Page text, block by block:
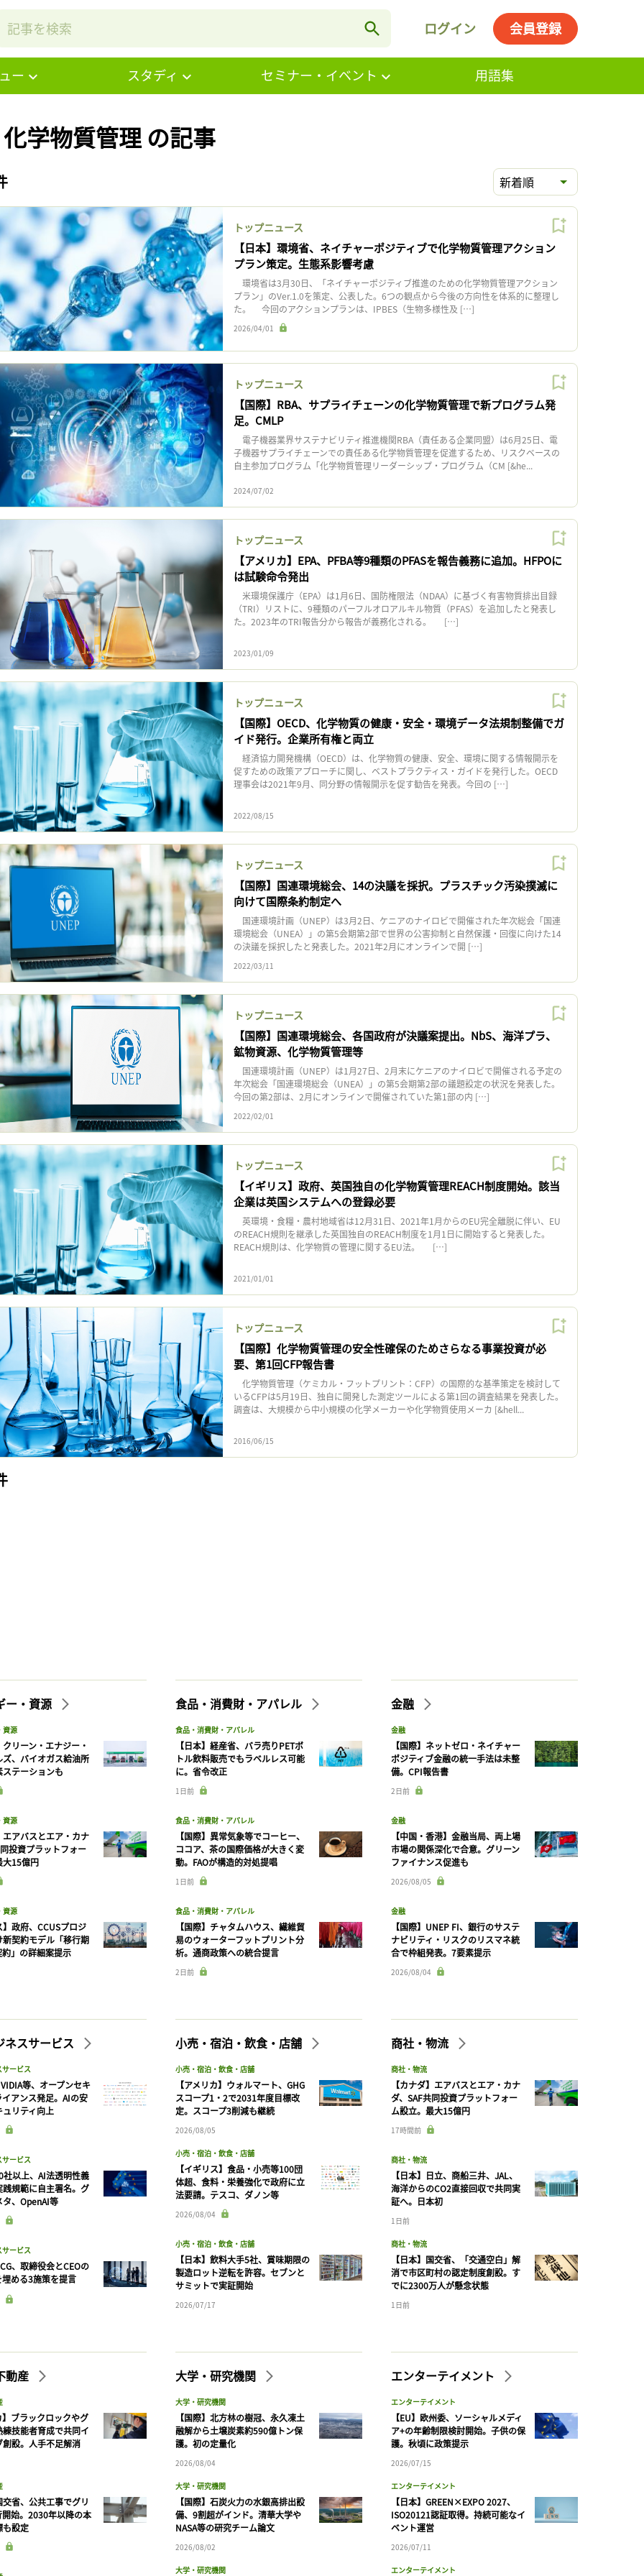
ログイン 会員登録
ー スタディ セミナー・イベント 用語集
学物質管理 の記事
新着順
トップニュース
【日本】環境省、ネイチャーポジティブで化学物質管理アクション
プラン策定。生態系影響考慮
環境省は3月30日、「ネイチャーポジティブ推進のための化学物質管理アクション
プラン」のVer.1.0を策定、公表した。6つの観点から今後の方向性を体系的に整理し
た。 今回のアクションプランは、IPBES（生物多様性及 […]
2026/04/01
トップニュース
【国際】RBA、サプライチェーンの化学物質管理で新プログラム発
足。CMLP
電子機器業界サステナビリティ推進機関RBA（責任ある企業同盟）は6月25日、電
子機器サプライチェーンでの責任ある化学物質管理を促進するため、リスクベースの
自主参加プログラム「化学物質管理リーダーシップ・プログラム（CM [&he...
2024/07/02
トップニュース
【アメリカ】EPA、PFBA等9種類のPFASを報告義務に追加。HFPOに
は試験命令発出
米環境保護庁（EPA）は1月6日、国防権限法（NDAA）に基づく有害物質排出目録
（TRI）リストに、9種類のパーフルオロアルキル物質（PFAS）を追加したと発表し
た。2023年のTRI報告分から報告が義務化される。 […]
2023/01/09
トップニュース
【国際】OECD、化学物質の健康・安全・環境データ法規制整備でガ
イド発行。企業所有権と両立
経済協力開発機構（OECD）は、化学物質の健康、安全、環境に関する情報開示を
促すための政策アプローチに関し、ベストプラクティス・ガイドを発行した。OECD
理事会は2021年9月、同分野の情報開示を促す勧告を発表。今回の […]
2022/08/15
トップニュース
【国際】国連環境総会、14の決議を採択。プラスチック汚染撲滅に
向けて国際条約制定へ
国連環境計画（UNEP）は3月2日、ケニアのナイロビで開催された年次総会「国連
環境総会（UNEA）」の第5会期第2部で世界の公害抑制と自然保護・回復に向けた14
の決議を採択したと発表した。2021年2月にオンラインで開 […]
2022/03/11
トップニュース
【国際】国連環境総会、各国政府が決議案提出。NbS、海洋プラ、
鉱物資源、化学物質管理等
国連環境計画（UNEP）は1月27日、2月末にケニアのナイロビで開催される予定の
年次総会「国連環境総会（UNEA）」の第5会期第2部の議題設定の状況を発表した。
今回の第2部は、2月にオンラインで開催されていた第1部の内 […]
2022/02/01
トップニュース
【イギリス】政府、英国独自の化学物質管理REACH制度開始。該当
企業は英国システムへの登録必要
英環境・食糧・農村地域省は12月31日、2021年1月からのEU完全離脱に伴い、EU
のREACH規則を継承した英国独自のREACH制度を1月1日に開始すると発表した。
REACH規則は、化学物質の管理に関するEU法。 […]
2021/01/01
トップニュース
【国際】化学物質管理の安全性確保のためさらなる事業投資が必
要、第1回CFP報告書
化学物質管理（ケミカル・フットプリント：CFP）の国際的な基準策定を検討して
いるCFPは5月19日、独自に開発した測定ツールによる第1回の調査結果を発表した。
調査は、大規模から中小規模の化学メーカーや化学物質使用メーカ [&hell...
2016/06/15
ー・資源
資源
リーン・エナジー・
ズ、バイオガス給油所
テーションも
資源
エアバスとエア・カナ
投資プラットフォー
大15億円
資源
政府、CCUSプロジ
新契約モデル「移行期
」の詳細案提示
食品・消費財・アパレル
食品・消費財・アパレル
【日本】経産省、バラ売りPETボ
トル飲料販売でもラベルレス可能
に。省令改正
1日前
食品・消費財・アパレル
【国際】異常気象等でコーヒー、
ココア、茶の国際価格が大きく変
動。FAOが構造的対処提唱
1日前
食品・消費財・アパレル
【国際】チャタムハウス、繊維貿
易のウォーターフットプリント分
析。通商政策への統合提言
2日前
金融
金融
【国際】ネットゼロ・ネイチャー
ポジティブ金融の統一手法は未整
備。CPI報告書
2日前
金融
【中国・香港】金融当局、両上場
市場の関係深化で合意。グリーン
ファイナンス促進も
2026/08/05
金融
【国際】UNEP FI、銀行のサステ
ナビリティ・リスクのリスマネ統
合で枠組発表。7要素提示
2026/08/04
ネスサービス
ービス
等、オープンセキ
アンス発足。AIの安
リティ向上
ービス
社以上、AI法透明性義
践規範に自主署名。グ
タ、OpenAI等
ービス
、取締役会とCEOの
める3施策を提言
小売・宿泊・飲食・店舗
小売・宿泊・飲食・店舗
【アメリカ】ウォルマート、GHG
スコープ1・2で2031年度目標改
定。スコープ3削減も継続
2026/08/05
小売・宿泊・飲食・店舗
【イギリス】食品・小売等100団
体超、食料・栄養強化で政府に立
法要請。テスコ、ダノン等
2026/08/04
小売・宿泊・飲食・店舗
【日本】飲料大手5社、賞味期限の
製造ロット逆転を許容。セブンと
サミットで実証開始
2026/07/17
商社・物流
商社・物流
【カナダ】エアバスとエア・カナ
ダ、SAF共同投資プラットフォー
ム設立。最大15億円
17時間前
商社・物流
【日本】日立、商船三井、JAL、
海洋からのCO2直接回収で共同実
証へ。日本初
1日前
商社・物流
【日本】国交省、「交通空白」解
消で市区町村の認定制度創設。す
でに2300万人が懸念状態
1日前
動産
ブラックロックやグ
技能者育成で共同イ
創設。人手不足解消
省、公共工事でグリ
開始。2030年以降の本
も設定
大学・研究機関
大学・研究機関
【国際】北方林の樹冠、永久凍土
融解から土壌炭素約590億トン保
護。初の定量化
2026/08/04
大学・研究機関
【国際】石炭火力の水銀高排出設
備、9割超がインド。清華大学や
NASA等の研究チーム論文
2026/08/02
大学・研究機関
エンターテイメント
エンターテイメント
【EU】欧州委、ソーシャルメディ
ア+の年齢制限検討開始。子供の保
護。秋頃に政策提示
2026/07/15
エンターテイメント
【日本】GREEN×EXPO 2027、
ISO20121認証取得。持続可能なイ
ベント運営
2026/07/11
エンターテイメント
ログイン 会員登録